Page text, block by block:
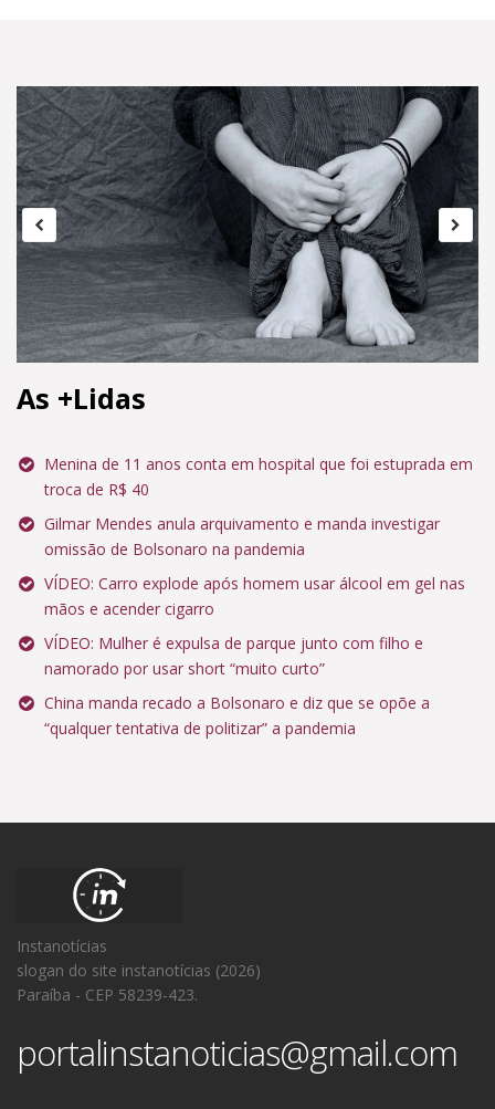
As +Lidas
Menina de 11 anos conta em hospital que foi estuprada em
troca de R$ 40
Gilmar Mendes anula arquivamento e manda investigar
omissão de Bolsonaro na pandemia
VÍDEO: Carro explode após homem usar álcool em gel nas
mãos e acender cigarro
VÍDEO: Mulher é expulsa de parque junto com filho e
namorado por usar short “muito curto”
China manda recado a Bolsonaro e diz que se opõe a
“qualquer tentativa de politizar” a pandemia
Instanotícias
slogan do site instanotícias (2026)
Paraíba - CEP 58239-423.
portalinstanoticias@gmail.com